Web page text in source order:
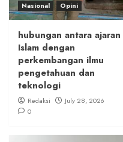
Nasional Opini
hubungan antara ajaran
Islam dengan
perkembangan ilmu
pengetahuan dan
teknologi
Redaksi
July 28, 2026
0